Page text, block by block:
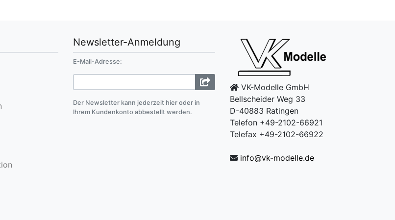
Newsletter-Anmeldung
E-Mail-Adresse:
Der Newsletter kann jederzeit hier oder in
Ihrem Kundenkonto abbestellt werden.
VK-Modelle GmbH
Bellscheider Weg 33
D-40883 Ratingen
Telefon +49-2102-66921
Telefax +49-2102-66922
info@vk-modelle.de